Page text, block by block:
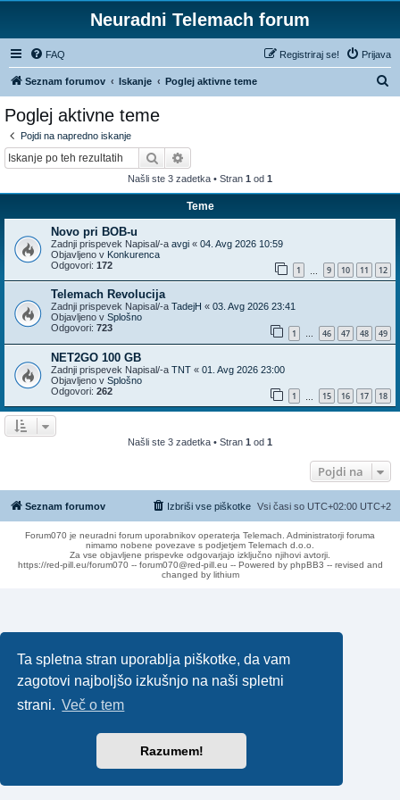
Ta spletna stran uporablja piškotke, da vam
zagotovi najboljšo izkušnjo na naši spletni
strani. Več o tem
Razumem!
Neuradni Telemach forum
FAQ Prijava
Registriraj se!
Seznam forumov Iskanje Poglej aktivne teme
Poglej aktivne teme
Pojdi na napredno iskanje
Iskanje
Našli ste 3 zadetka • Stran 1 od 1
Teme
Novo pri BOB-u
Zadnji prispevek Napisal/-a avgi « 04. Avg 2026 10:59
Objavljeno v Konkurenca
Odgovori: 172 1 9 10 11 12
Telemach Revolucija
Zadnji prispevek Napisal/-a TadejH « 03. Avg 2026 23:41
Objavljeno v Splošno
Odgovori: 723 1 … 46 47 48 49
NET2GO 100 GB
Zadnji prispevek Napisal/-a TNT « 01. Avg 2026 23:00
Objavljeno v Splošno
Odgovori: 262 1 15 16 17 18
Našli ste 3 zadetka • Stran 1 od 1
Pojdi na
Seznam forumov Vsi časi so UTC+02:00 UTC+2
Izbriši vse piškotke
Forum070 je neuradni forum uporabnikov operaterja Telemach. Administratorji foruma
nimamo nobene povezave s podjetjem Telemach d.o.o.
Za vse objavljene prispevke odgovarjajo izključno njihovi avtorji.
https://red-pill.eu/forum070 -- forum070@red-pill.eu -- Powered by phpBB3 -- revised and
changed by lithium